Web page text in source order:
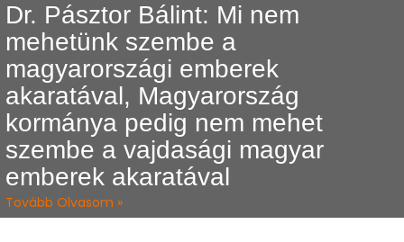
Dr. Pásztor Bálint: Mi nem
mehetünk szembe a
magyarországi emberek
akaratával, Magyarország
kormánya pedig nem mehet
szembe a vajdasági magyar
emberek akaratával
Tovább Olvasom »